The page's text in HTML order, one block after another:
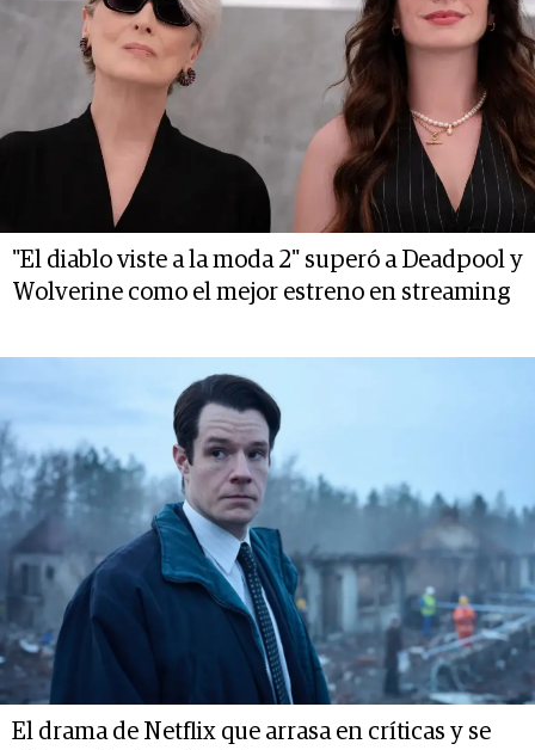
"El diablo viste a la moda 2" superó a Deadpool y
Wolverine como el mejor estreno en streaming
El drama de Netflix que arrasa en críticas y se